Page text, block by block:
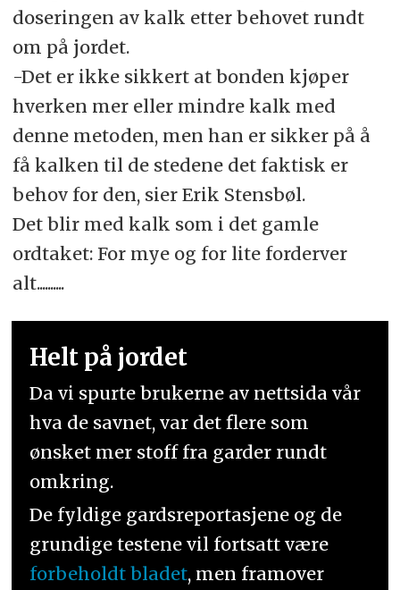
doseringen av kalk etter behovet rundt
om på jordet.
-Det er ikke sikkert at bonden kjøper
hverken mer eller mindre kalk med
denne metoden, men han er sikker på å
få kalken til de stedene det faktisk er
behov for den, sier Erik Stensbøl.
Det blir med kalk som i det gamle
ordtaket: For mye og for lite forderver
alt..........
Helt på jordet
Da vi spurte brukerne av nettsida vår
hva de savnet, var det flere som
ønsket mer stoff fra garder rundt
omkring.
De fyldige gardsreportasjene og de
grundige testene vil fortsatt være
forbeholdt bladet, men framover